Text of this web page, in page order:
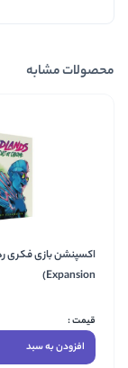
محصولات مشابه
Expansion)
افزودن به سبد